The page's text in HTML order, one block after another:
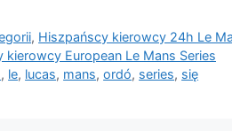
, Hiszpańscy kierowcy 24h Le
kierowcy European Le Mans Series
, le, lucas, mans,ordó, series, się